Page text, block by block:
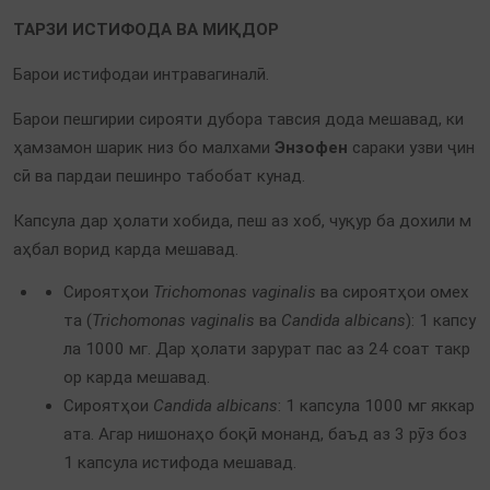
ТАРЗИ ИСТИФОДА ВА МИҚДОР
Барои истифодаи интравагиналӣ.
Барои пешгирии сирояти дубора тавсия дода мешавад, ки
ҳамзамон шарик низ бо малхами Энзофен сараки узви ҷин
сӣ ва пардаи пешинро табобат кунад.
Капсула дар ҳолати хобида, пеш аз хоб, чуқур ба дохили м
аҳбал ворид карда мешавад.
Сироятҳои Trichomonas vaginalis ва сироятҳои омех
та (Trichomonas vaginalis ва Candida albicans): 1 капсу
ла 1000 мг. Дар ҳолати зарурат пас аз 24 соат такр
ор карда мешавад.
Сироятҳои Candida albicans: 1 капсула 1000 мг яккар
ата. Агар нишонаҳо боқӣ монанд, баъд аз 3 рӯз боз
1 капсула истифода мешавад.